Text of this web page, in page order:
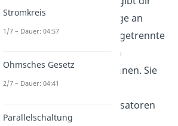
allgemein an, welche Menge an
Ladung zwei voneinander getrennte
Leiter bei einer gegebenen
Spannung aufnehmen können. Sie
wird insbesondere für die
Beschreibung von Kondensatoren
verwendet.
Stromkreis
1/7 – Dauer: 04:57
Ohmsches Gesetz
2/7 – Dauer: 04:41
Parallelschaltung